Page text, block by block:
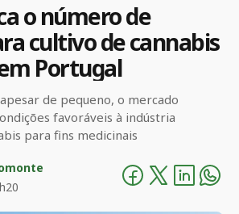
o número de
cultivo de cannabis
Portugal
de pequeno, o mercado
favoráveis à indústria
para fins medicinais